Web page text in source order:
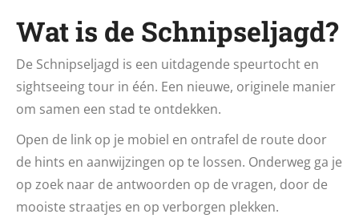
Wat is de Schnipseljagd?
De Schnipseljagd is een uitdagende speurtocht en
sightseeing tour in één. Een nieuwe, originele manier
om samen een stad te ontdekken.
Open de link op je mobiel en ontrafel de route door
de hints en aanwijzingen op te lossen. Onderweg ga je
op zoek naar de antwoorden op de vragen, door de
mooiste straatjes en op verborgen plekken.